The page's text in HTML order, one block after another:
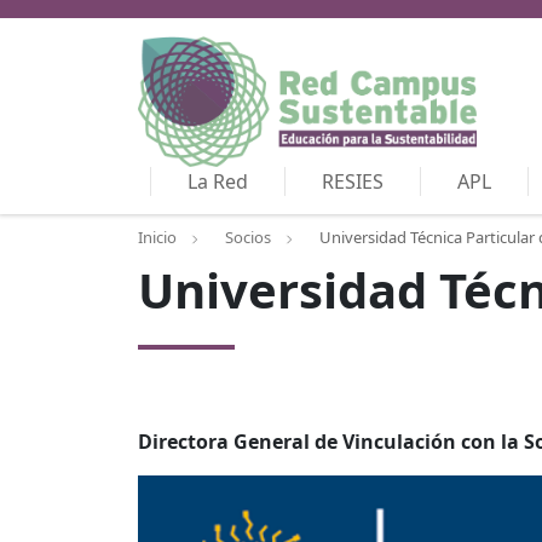
La Red RESIES APL
Inicio Socios Universidad Técnica Particular
Universidad
Directora General de Vinculación con la